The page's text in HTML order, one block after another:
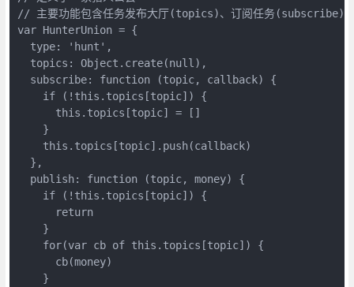
// 主要功能包含任务发布大厅(topics)、订阅任务(subscribe)
var HunterUnion = {
  type: 'hunt',
  topics: Object.create(null),
  subscribe: function (topic, callback) {
    if (!this.topics[topic]) {
      this.topics[topic] = []
    }
    this.topics[topic].push(callback)
  },
  publish: function (topic, money) {
    if (!this.topics[topic]) {
      return
    }
    for(var cb of this.topics[topic]) {
      cb(money)
    }